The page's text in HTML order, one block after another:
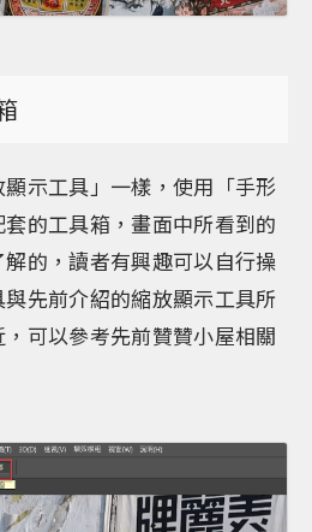
示工具」一樣，使用「手形
的工具箱，畫面中所看到的
的，讀者有興趣可以自行操
先前介紹的縮放顯示工具所
可以參考先前贊贊小屋相關